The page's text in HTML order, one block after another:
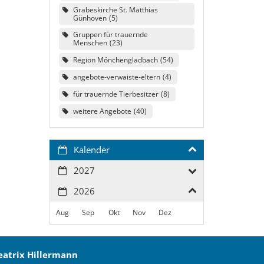
Grabeskirche St. Matthias
Günhoven 5
Gruppen für trauernde
Menschen 23
Region Mönchengladbach 54
angebote-verwaiste-eltern 4
für trauernde Tierbesitzer 8
weitere Angebote 40
Kalender
2027
2026
Aug Sep Okt Nov Dez
Hillermann